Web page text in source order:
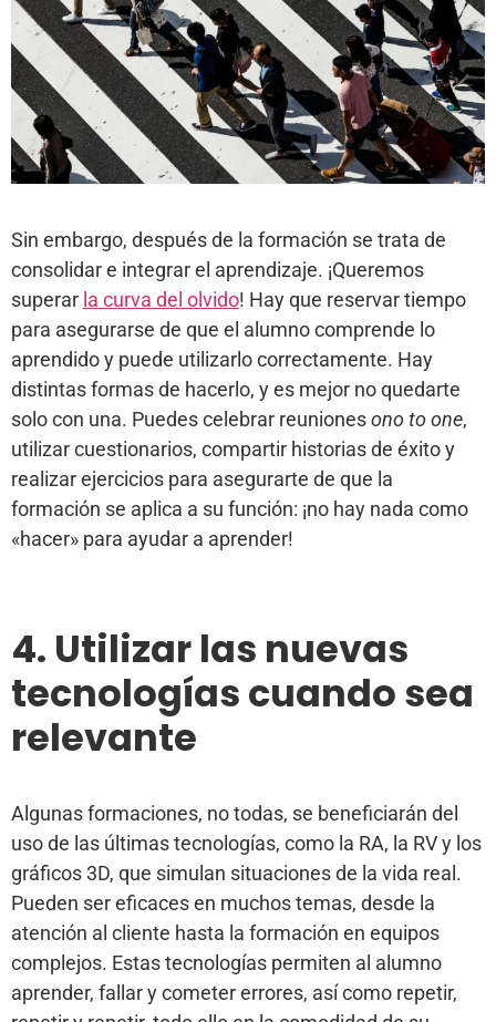
Sin embargo, después de la formación se trata de
consolidar e integrar el aprendizaje. ¡Queremos
superar la curva del olvido! Hay que reservar tiempo
para asegurarse de que el alumno comprende lo
aprendido y puede utilizarlo correctamente. Hay
distintas formas de hacerlo, y es mejor no quedarte
solo con una. Puedes celebrar reunionesono to one,
utilizar cuestionarios, compartir historias de éxito y
realizar ejercicios para asegurarte de que la
formación se aplica a su función: ¡no hay nada como
«hacer» para ayudar a aprender!
4. Utilizar las nuevas
tecnologías cuando sea
relevante
Algunas formaciones, no todas, se beneficiarán del
uso de las últimas tecnologías, como la RA, la RV y los
gráficos 3D, que simulan situaciones de la vida real.
Pueden ser eficaces en muchos temas, desde la
atención al cliente hasta la formación en equipos
complejos. Estas tecnologías permiten al alumno
aprender, fallar y cometer errores, así como repetir,